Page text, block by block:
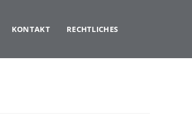
KONTAKT RECHTLICHES